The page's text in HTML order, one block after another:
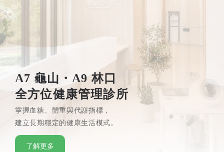
A7 龜山・A9 林口
全方位健康管理診所
掌握血糖、體重與代謝指標，
建立長期穩定的健康生活模式。
了解更多